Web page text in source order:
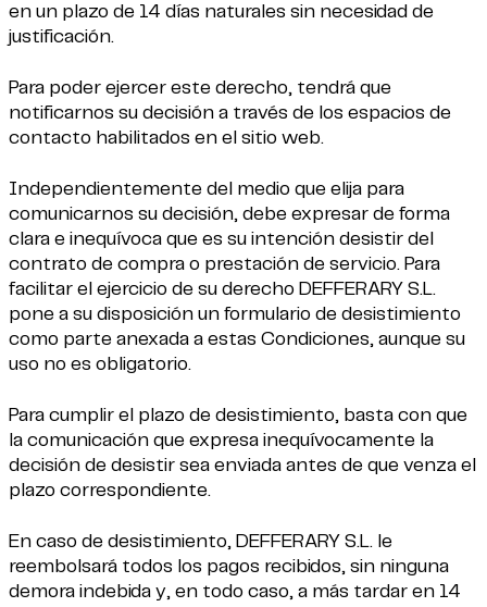
en un plazo de 14 días naturales sin necesidad de
justificación.
Para poder ejercer este derecho, tendrá que
notificarnos su decisión a través de los espacios de
contacto habilitados en el sitio web.
Independientemente del medio que elija para
comunicarnos su decisión, debe expresar de forma
clara e inequívoca que es su intención desistir del
contrato de compra o prestación de servicio. Para
facilitar el ejercicio de su derecho DEFFERARY S.L.
pone a su disposición un formulario de desistimiento
como parte anexada a estas Condiciones, aunque su
uso no es obligatorio.
Para cumplir el plazo de desistimiento, basta con que
la comunicación que expresa inequívocamente la
decisión de desistir sea enviada antes de que venza el
plazo correspondiente.
En caso de desistimiento, DEFFERARY S.L. le
reembolsará todos los pagos recibidos, sin ninguna
demora indebida y, en todo caso, a más tardar en 14